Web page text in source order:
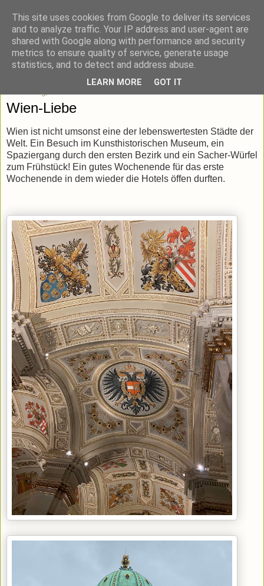
blick-punkt[e..]
Momentaufnahmen von unterwegs & daheim.
Wien-Liebe
Wien ist nicht umsonst eine der lebenswertesten Städte der
Welt. Ein Besuch im Kunsthistorischen Museum, ein
Spaziergang durch den ersten Bezirk und ein Sacher-Würfel
zum Frühstück! Ein gutes Wochenende für das erste
Wochenende in dem wieder die Hotels öffen durften.
This site uses cookies from Google to deliver its services
and to analyze traffic. Your IP address and user-agent are
shared with Google along with performance and security
metrics to ensure quality of service, generate usage
statistics, and to detect and address abuse.
LEARN MORE GOT IT